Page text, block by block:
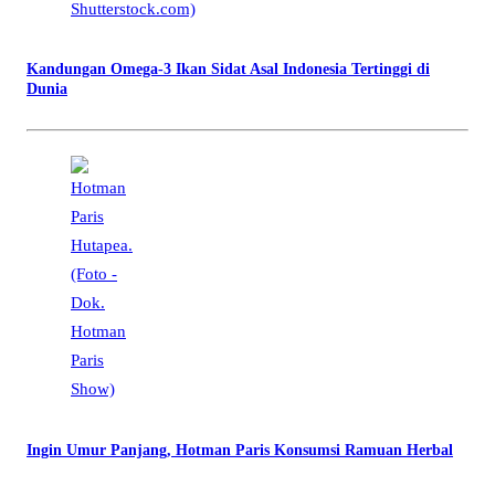
Kandungan Omega-3 Ikan Sidat Asal Indonesia Tertinggi di
Dunia
Ingin Umur Panjang, Hotman Paris Konsumsi Ramuan Herbal